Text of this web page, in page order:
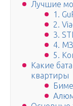
Лучшие
1.
2.
3.
4.
5.
Какие
квартиры